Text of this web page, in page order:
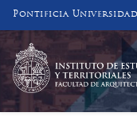
Pontificia
INSTITUTO DE
Y